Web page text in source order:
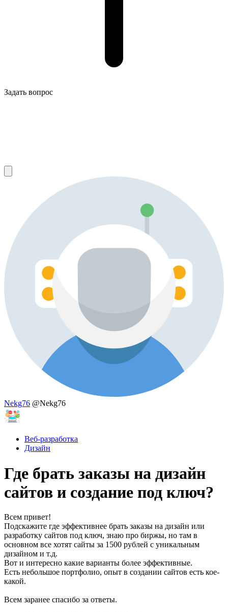
Задать вопрос
Nekg76 @Nekg76
Веб-разработка
Дизайн
Где брать заказы на дизайн
сайтов и создание под ключ?
Всем привет!
Подскажите где эффективнее брать заказы на дизайн или
разработку сайтов под ключ, знаю про биржы, но там в
основном все хотят сайты за 1500 рублей с уникальным
дизайном и т.д.
Вот и интересно какие варианты более эффективные.
Есть небольшое портфолио, опыт в создании сайтов есть кое-
какой.
Всем заранее спасибо за ответы.